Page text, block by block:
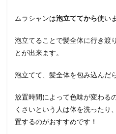
ムラシャンは泡立ててから使い
泡立てることで髪全体に行き渡
とが出来ます。
泡立てて、髪全体を包み込んだ
放置時間によって色味が変わる
くさいという人は体を洗ったり
置するのがおすすめです！